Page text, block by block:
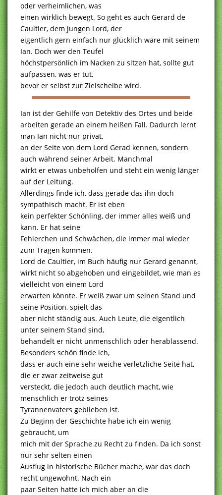
oder verheimlichen, was
einen wirklich bewegt. So geht es auch Gerard de
Caultier, dem jungen Lord, der
eigentlich gern einfach nur glücklich wäre mit seinem
Ian. Doch wer den Teufel
höchstpersönlich im Nacken zu sitzen hat, sollte gut
aufpassen, was er tut,
bevor er selbst zur Zielscheibe wird.
Ian ist der Gehilfe von Detektiv des Ortes und beide
arbeiten gerade an einem heißen Fall. Dadurch lernt
man Ian nicht nur privat,
an der Seite von dem Lord Gerad kennen, sondern
auch während seiner Arbeit. Manchmal
wirkt er etwas unbeholfen und steht ein wenig länger
auf der Leitung.
Allerdings finde ich, dass gerade das ihn doch
sympathisch macht. Er ist eben
kein perfekter Schönling, der immer alles weiß und
kann. Er hat seine
Fehlerchen und Schwächen, die immer mal wieder
zum Tragen kommen.
Lord de Caultier, im Buch häufig nur Gerard genannt,
wirkt nicht so abgehoben und eingebildet, wie man es
vielleicht von einem Lord
erwarten könnte. Er weiß zwar um seinen Stand und
seine Position, spielt das
aber nicht ständig aus. Auch Leute, die eigentlich
unter seinem Stand sind,
behandelt er nicht unmenschlich oder herablassend.
Besonders schön finde ich,
dass er auch eine sehr weiche verletzliche Seite hat,
die er zwar zeitweise gut
versteckt, die jedoch auch deutlich macht, wie
menschlich er trotz seines
Tyrannenvaters geblieben ist.
Zu Beginn der Geschichte habe ich ein wenig
gebraucht, um
mich mit der Sprache zu Recht zu finden. Da ich sonst
nur sehr selten einen
Ausflug in historische Bücher mache, war das doch
recht ungewohnt. Nach ein
paar Seiten hatte ich mich aber an die